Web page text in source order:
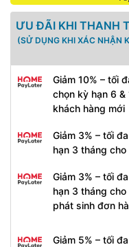
ƯU ĐÃI KHI THANH
(SỬ DỤNG KHI XÁC NHẬN
Giảm 10% – tối
chọn kỳ hạn 6 &
khách hàng mới
Giảm 3% – tối
hạn 3 tháng
Giảm 3% – tối
hạn 3 tháng
phát sinh đơn
Giảm 5% – tối